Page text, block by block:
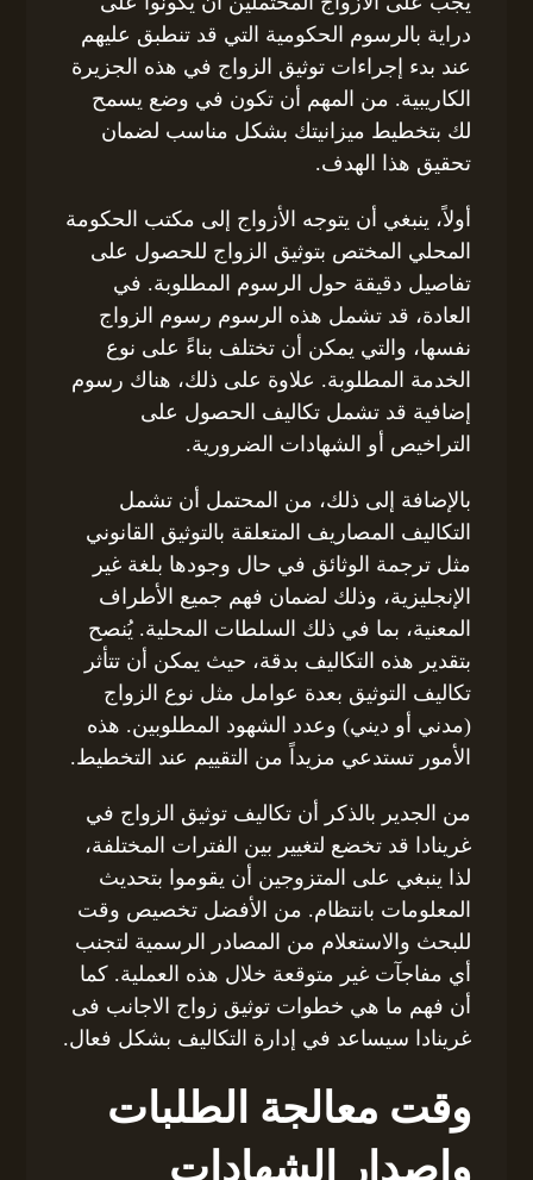
دراية بالرسوم الحكومية التي قد تنطبق عليهم
عند بدء إجراءات توثيق الزواج في هذه الجزيرة
الكاريبية. من المهم أن تكون في وضع يسمح
لك بتخطيط ميزانيتك بشكل مناسب لضمان
تحقيق هذا الهدف.
أولاً، ينبغي أن يتوجه الأزواج إلى مكتب الحكومة
المحلي المختص بتوثيق الزواج للحصول على
تفاصيل دقيقة حول الرسوم المطلوبة. في
العادة، قد تشمل هذه الرسوم رسوم الزواج
نفسها، والتي يمكن أن تختلف بناءً على نوع
الخدمة المطلوبة. علاوة على ذلك، هناك رسوم
إضافية قد تشمل تكاليف الحصول على
التراخيص أو الشهادات الضرورية.
بالإضافة إلى ذلك، من المحتمل أن تشمل
التكاليف المصاريف المتعلقة بالتوثيق القانوني
مثل ترجمة الوثائق في حال وجودها بلغة غير
الإنجليزية، وذلك لضمان فهم جميع الأطراف
المعنية، بما في ذلك السلطات المحلية. يُنصح
بتقدير هذه التكاليف بدقة، حيث يمكن أن تتأثر
تكاليف التوثيق بعدة عوامل مثل نوع الزواج
(مدني أو ديني) وعدد الشهود المطلوبين. هذه
الأمور تستدعي مزيداً من التقييم عند التخطيط.
من الجدير بالذكر أن تكاليف توثيق الزواج في
غرينادا قد تخضع لتغيير بين الفترات المختلفة،
لذا ينبغي على المتزوجين أن يقوموا بتحديث
المعلومات بانتظام. من الأفضل تخصيص وقت
للبحث والاستعلام من المصادر الرسمية لتجنب
أي مفاجآت غير متوقعة خلال هذه العملية. كما
أن فهم ما هي خطوات توثيق زواج الاجانب فى
غرينادا سيساعد في إدارة التكاليف بشكل فعال.
وقت معالجة الطلبات
وإصدار الشهادات